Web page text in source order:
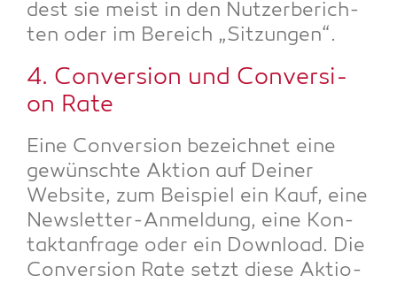
dest sie meist in den Nut­zer­be­rich­
ten oder im Bereich „Sit­zun­gen“.
4. Con­ver­si­on und Con­ver­si­
on Rate
Eine Con­ver­si­on bezeich­net eine
gewünsch­te Akti­on auf Dei­ner
Web­site, zum Bei­spiel ein Kauf, eine
News­let­ter-Anmel­dung, eine Kon­
takt­an­fra­ge oder ein Down­load. Die
Con­ver­si­on Rate setzt die­se Aktio­